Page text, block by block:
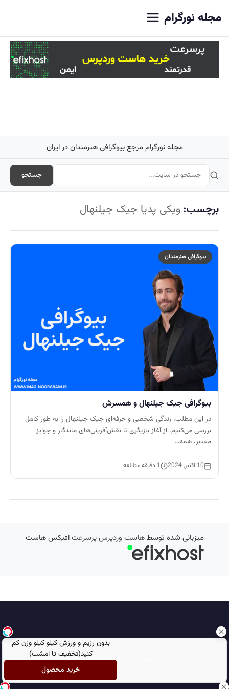
بدون رژیم و ورزش کیلو کیلو وزن کم
کنید(تخفیف تا امشب)
خرید محصول
مجله نورگرام
مجله نورگرام مرجع بیوگرافی هنرمندان در ایران
جستجو
برچسب:ویکی پدیا جیک جیلنهال
بیوگرافی هنرمندان
بیوگرافی جیک جیلنهال و همسرش
در این مطلب، زندگی شخصی و حرفه‌ای جیک جیلنهال را به طور کامل
بررسی می‌کنیم. از آغاز بازیگری تا نقش‌آفرینی‌های ماندگار و جوایز
معتبر، همه…
10 اکتبر, 2024 1 دقیقه مطالعه
میزبانی شده توسطهاست وردپرس پرسرعتافیکس هاست
تمامی حقوق محفوظ است © 2026
مجله نورگرام
انجمن نورگرام